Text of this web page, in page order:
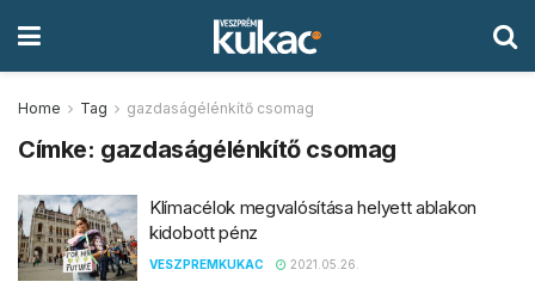
Home Tag gazdaságélénkítő csomag
Címke: gazdaságélénkítő csomag
Klímacélok megvalósítása helyett ablakon
kidobott pénz
VESZPREMKUKAC 2021.05.26.